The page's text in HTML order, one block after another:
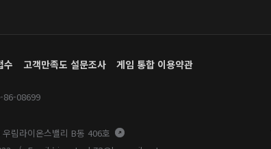
수 고객만족도 설문조사 게임 통합 이용약관
86-08699
림라이온스밸리 B동 406호